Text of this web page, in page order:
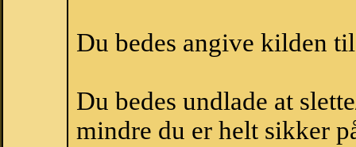
Du bedes angive kilden
Du bedes undlade at
mindre du er helt sikker